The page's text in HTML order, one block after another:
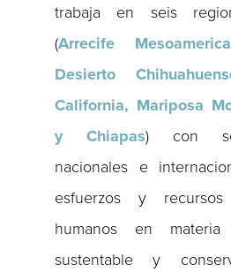
trabaja en seis
(Arrecife
Desierto
California, Mariposa
y Chiapas) con
nacionales e
esfuerzos y
humanos en
sustentable y